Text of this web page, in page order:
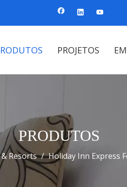
PROJETOS
PRODUTOS
Resorts / Holiday Inn Express